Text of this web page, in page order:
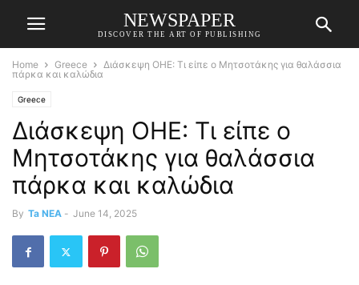
NEWSPAPER
DISCOVER THE ART OF PUBLISHING
Home Greece
Διάσκεψη ΟΗΕ: Τι είπε ο Μητσοτάκης για θαλάσσια
πάρκα και καλώδια
Greece
Διάσκεψη ΟΗΕ: Τι είπε ο
Μητσοτάκης για θαλάσσια
πάρκα και καλώδια
By Ta NEA - June 14, 2025